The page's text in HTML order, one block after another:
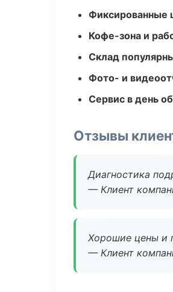
Фиксированные
Кофе-зона и
Склад
Фото- и
Сервис в день
Отзывы
Диагностика
— Клиент
Хорошие цены и
— Клиент